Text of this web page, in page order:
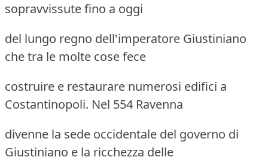
sopravvissute fino a oggi
del lungo regno dell'imperatore Giustiniano
che tra le molte cose fece
costruire e restaurare numerosi edifici a
Costantinopoli. Nel 554 Ravenna
divenne la sede occidentale del governo di
Giustiniano e la ricchezza delle